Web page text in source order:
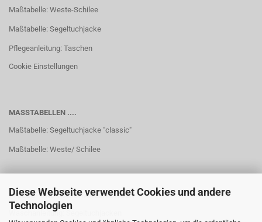
Diese Webseite verwendet Cookies und andere
Technologien
Maßtabelle: Weste-Schilee
Maßtabelle: Segeltuchjacke
Pflegeanleitung: Taschen
Cookie Einstellungen
MASSTABELLEN ....
Maßtabelle: Segeltuchjacke "classic"
Maßtabelle: Weste/ Schilee
PFLEGE- UND WASCHANLEITUNGEN
Waschanleitung: Segeltuchjacken